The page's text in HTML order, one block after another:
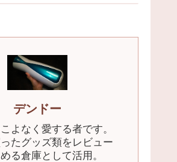
デンドー
よなく愛する者です。
たグッズ類をレビュー
る倉庫として活用。